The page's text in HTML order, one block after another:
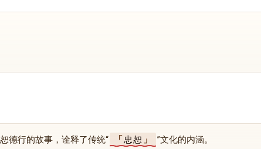
德行的故事，诠释了传统“ 忠恕 ”文化的内涵。